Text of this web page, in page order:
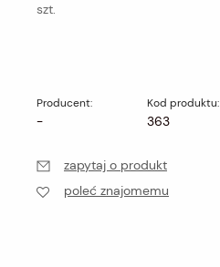
szt.
Producent:
-
Kod produktu:
363
zapytaj o produkt
poleć znajomemu